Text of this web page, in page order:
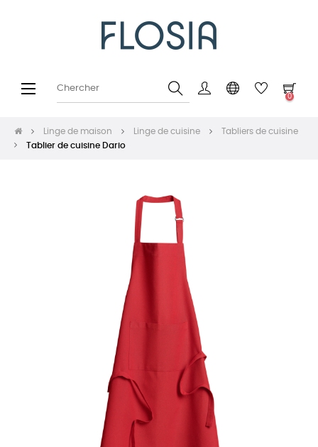
Basculer
☰
0
Linge de maison Linge de cuisine
Tabliers de cuisine
Tablier de cuisine Dario